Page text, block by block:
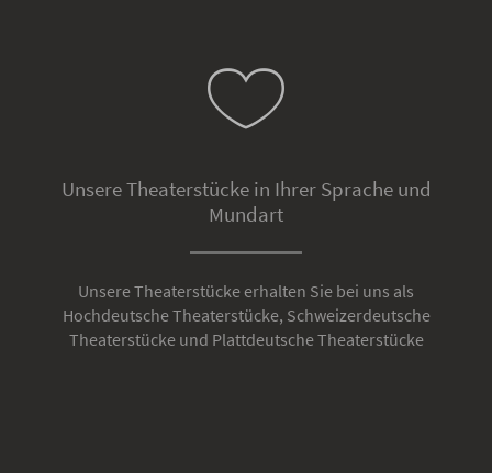
Unsere Theaterstücke in Ihrer Sprache und
Mundart
Unsere Theaterstücke erhalten Sie bei uns als
Hochdeutsche Theaterstücke, Schweizerdeutsche
Theaterstücke und Plattdeutsche Theaterstücke